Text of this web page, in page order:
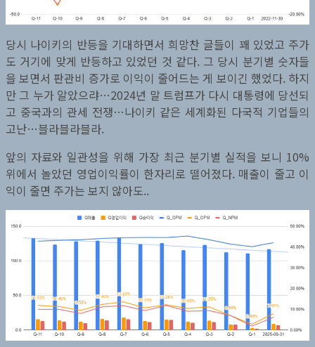
당시 나이키의 반등을 기대하면서 희망찬 글들이 꽤 있었고 주가
도 거기에 맞게 반등하고 있었던 것 같다. 그 당시 분기별 숫자들
을 보면서 판관비 증가로 이익이 줄어드는 게 보이긴 했었다. 하지
만 그 누가 알았으랴…2024년 말 트럼프가 다시 대통령에 당선되
고 중국과의 관세 전쟁…나이키 같은 세계화된 다국적 기업들의
고난…블라블라블라.
앞의 자료와 일관성을 위해 가장 최근 분기별 실적을 보니 10%
위에서 놀았던 영업이익률이 한자리로 떨어졌다. 매출이 줄고 이
익이 줄면 주가는 보지 않아도..